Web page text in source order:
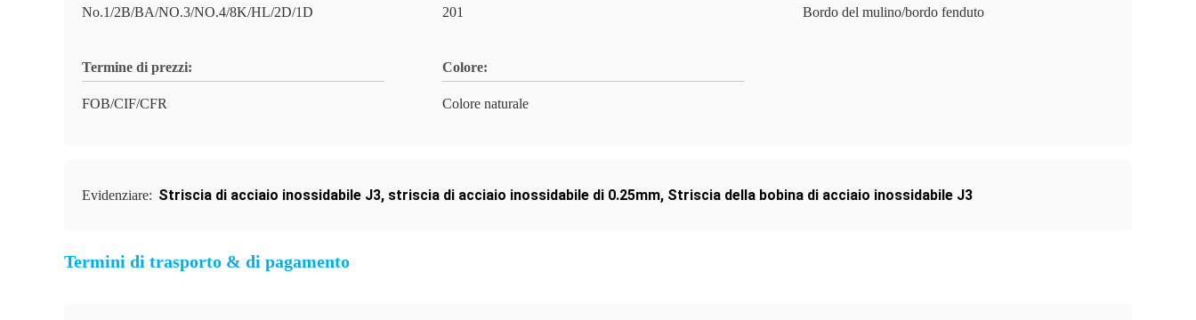
No.1/2B/BA/NO.3/NO.4/8K/HL/2D/1D 201 Bordo del mulino/bordo fenduto
Termine di prezzi:
FOB/CIF/CFR
Colore:
Colore naturale
Evidenziare: Striscia di acciaio inossidabile J3, striscia di acciaio inossidabile di 0.25mm, Striscia della bobina di acciaio inossidabile J3
Termini di trasporto & di pagamento